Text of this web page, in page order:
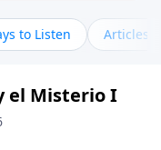
to Listen Articles
el Misterio I